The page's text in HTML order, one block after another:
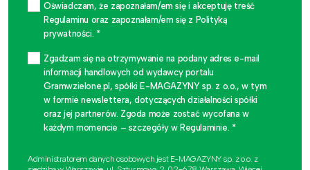
Oświadczam, że zapoznałam/em się i akceptuję treść
Regulaminu oraz zapoznałam/em się z Polityką
prywatności. *
Zgadzam się na otrzymywanie na podany adres e-mail
informacji handlowych od wydawcy portalu
Gramwzielone.pl, spółki E-MAGAZYNY sp. z o.o., w tym
w formie newslettera, dotyczących działalności spółki
oraz jej partnerów. Zgoda może zostać wycofana w
każdym momencie – szczegóły w Regulaminie. *
Administratorem danych osobowych jest E-MAGAZYNY sp. z o.o. z